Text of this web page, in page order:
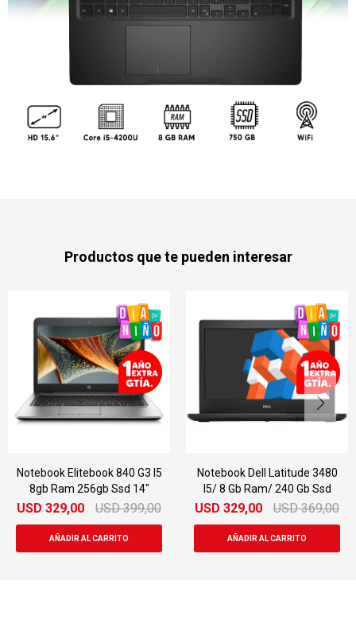
Productos que te pueden interesar
G3 I5
14"
399,00
Notebook Dell Latitude 3480
I5/ 8 Gb Ram/ 240 Gb Ssd
USD 329,00 USD 369,00
Notebook Dell
E6540 I5 8gb
15.6"
USD 329,00